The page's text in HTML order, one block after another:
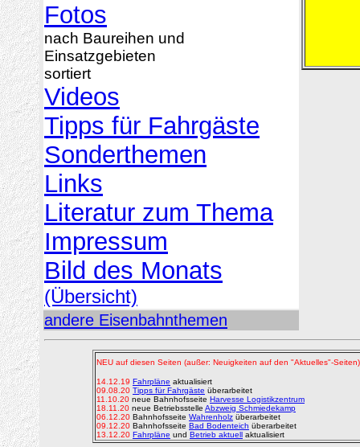
Fotos
nach Baureihen und
Einsatzgebieten
sortiert
Videos
Tipps für Fahrgäste
Sonderthemen
Links
Literatur zum Thema
Impressum
Bild des Monats
(Übersicht)
andere Eisenbahnthemen
NEU auf diesen Seiten (außer: Neuigkeiten auf den "Aktuelles"-Seiten)
14.12.19 Fahrpläne aktualisiert
09.08.20 Tipps für Fahrgäste überarbeitet
11.10.20 neue Bahnhofsseite Harvesse Logistikzentrum
18.11.20 neue Betriebsstelle Abzweig Schmiedekamp
06.12.20 Bahnhofsseite Wahrenholz überarbeitet
09.12.20 Bahnhofsseite Bad Bodenteich überarbeitet
13.12.20 Fahrpläne und Betrieb aktuell aktualisiert